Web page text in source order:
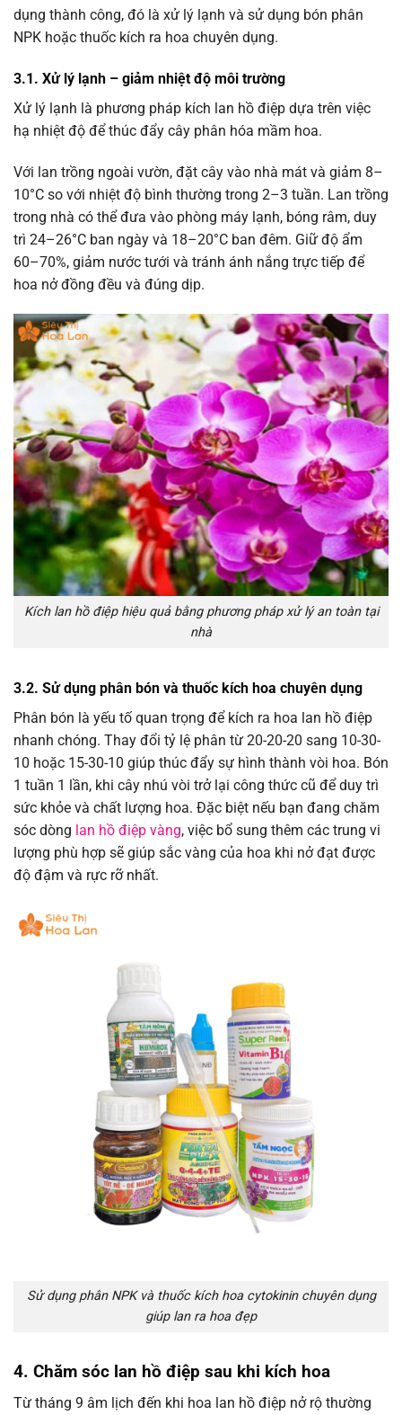
dụng thành công, đó là xử lý lạnh và sử dụng bón phân
NPK hoặc thuốc kích ra hoa chuyên dụng.
3.1. Xử lý lạnh – giảm nhiệt độ môi trường
Xử lý lạnh là phương pháp kích lan hồ điệp dựa trên việc
hạ nhiệt độ để thúc đẩy cây phân hóa mầm hoa.
Với lan trồng ngoài vườn, đặt cây vào nhà mát và giảm 8–
10°C so với nhiệt độ bình thường trong 2–3 tuần. Lan trồng
trong nhà có thể đưa vào phòng máy lạnh, bóng râm, duy
trì 24–26°C ban ngày và 18–20°C ban đêm. Giữ độ ẩm
60–70%, giảm nước tưới và tránh ánh nắng trực tiếp để
hoa nở đồng đều và đúng dịp.
Kích lan hồ điệp hiệu quả bằng phương pháp xử lý an toàn tại
nhà
3.2. Sử dụng phân bón và thuốc kích hoa chuyên dụng
Phân bón là yếu tố quan trọng để kích ra hoa lan hồ điệp
nhanh chóng. Thay đổi tỷ lệ phân từ 20-20-20 sang 10-30-
10 hoặc 15-30-10 giúp thúc đẩy sự hình thành vòi hoa. Bón
1 tuần 1 lần, khi cây nhú vòi trở lại công thức cũ để duy trì
sức khỏe và chất lượng hoa. Đặc biệt nếu bạn đang chăm
sóc dòng lan hồ điệp vàng, việc bổ sung thêm các trung vi
lượng phù hợp sẽ giúp sắc vàng của hoa khi nở đạt được
độ đậm và rực rỡ nhất.
Sử dụng phân NPK và thuốc kích hoa cytokinin chuyên dụng
giúp lan ra hoa đẹp
4. Chăm sóc lan hồ điệp sau khi kích hoa
Từ tháng 9 âm lịch đến khi hoa lan hồ điệp nở rộ thường